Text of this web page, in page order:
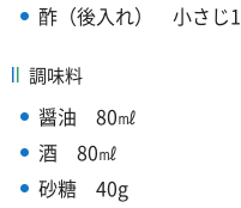
酢（後入れ）
小さじ1
調味料
醤油 80㎖
酒
80㎖
砂糖
40g